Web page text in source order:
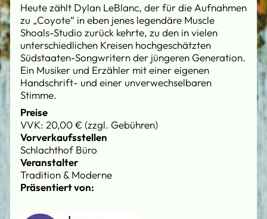
Heute zählt Dylan LeBlanc, der für die Aufnahmen
zu „Coyote“ in eben jenes legendäre Muscle
Shoals-Studio zurück kehrte, zu den in vielen
unterschiedlichen Kreisen hochgeschätzten
Südstaaten-Songwritern der jüngeren Generation.
Ein Musiker und Erzähler mit einer eigenen
Handschrift- und einer unverwechselbaren
Stimme.
Preise
VVK: 20,00 € (zzgl. Gebühren)
Vorverkaufsstellen
Schlachthof Büro
Veranstalter
Tradition & Moderne
Präsentiert von: